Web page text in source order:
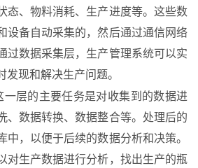
态、物料消耗、生产进度等。这些数
设备自动采集的，然后通过通信网络
过数据采集层，生产管理系统可以实
发现和解决生产问题。
一层的主要任务是对收集到的数据进
、数据转换、数据整合等。处理后的
中，以便于后续的数据分析和决策。
对生产数据进行分析，找出生产的瓶